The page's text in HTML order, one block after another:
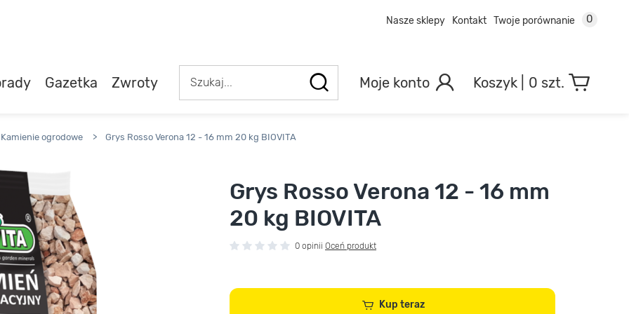
Nasze sklepy Kontakt Twoje porównanie 0
Gazetka Zwroty Moje konto 0 szt.
Kamienie ogrodowe > Grys Rosso Verona 12 - 16 mm 20 kg BIOVITA
Grys Rosso Verona 12 - 16 mm
20 kg BIOVITA
0 opinii Oceń produkt
Kup teraz